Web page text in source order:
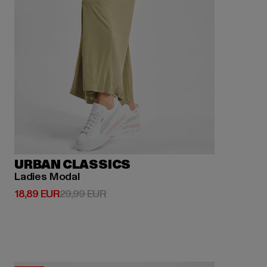
URBAN CLASSICS
Ladies Modal
18,89 EUR
Derzeitiger Preis: 18,89 EUR
29,99 EURAktionspreis: 29,99 EUR